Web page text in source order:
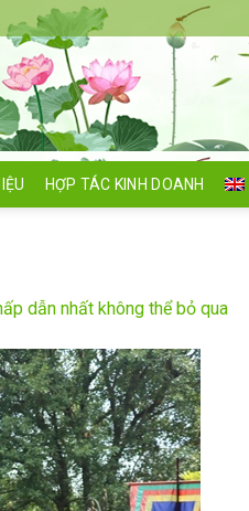
HỢP TÁC KINH DOANH
dẫn nhất không thể bỏ qua